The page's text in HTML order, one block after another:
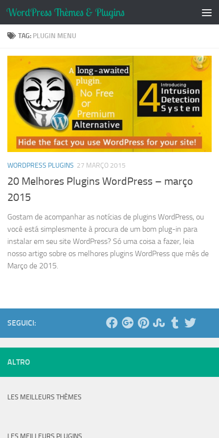
Skip to content
TAG: PLUGIN MENU
WORDPRESS PLUGINS 27 MARÇO 2015
20 Melhores Plugins WordPress – março
2015
Gostam de acompanhar as notícias de plugins WordPress, ou
você está simplesmente à procura de um bom plug-in para
instalar em seu site WordPress? Só uma coisa a fazer, leia
nosso artigo sobre os melhores plugins WordPress que mês de
Março de 2015.
SEGUICI:
ALTRO
LES MEILLEURS THÈMES